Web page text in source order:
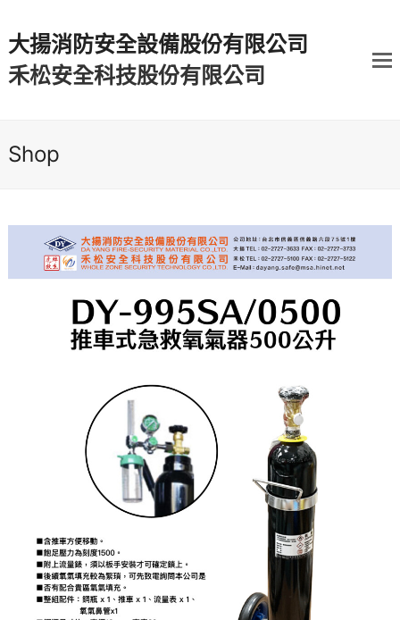
大揚消防安全設備股份有限公司
禾松安全科技股份有限公司
Shop